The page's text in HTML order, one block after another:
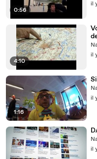
0:56
il
4:10
il
1:16
il
il